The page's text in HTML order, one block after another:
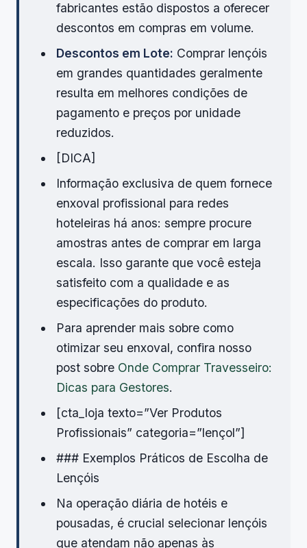
fabricantes estão dispostos a oferecer
descontos em compras em volume.
Descontos em Lote: Comprar lençóis
em grandes quantidades geralmente
resulta em melhores condições de
pagamento e preços por unidade
reduzidos.
[DICA]
Informação exclusiva de quem fornece
enxoval profissional para redes
hoteleiras há anos: sempre procure
amostras antes de comprar em larga
escala. Isso garante que você esteja
satisfeito com a qualidade e as
especificações do produto.
Para aprender mais sobre como
otimizar seu enxoval, confira nosso
post sobre Onde Comprar Travesseiro:
Dicas para Gestores.
[cta_loja texto=”Ver Produtos
Profissionais” categoria=”lençol”]
### Exemplos Práticos de Escolha de
Lençóis
Na operação diária de hotéis e
pousadas, é crucial selecionar lençóis
que atendam não apenas às